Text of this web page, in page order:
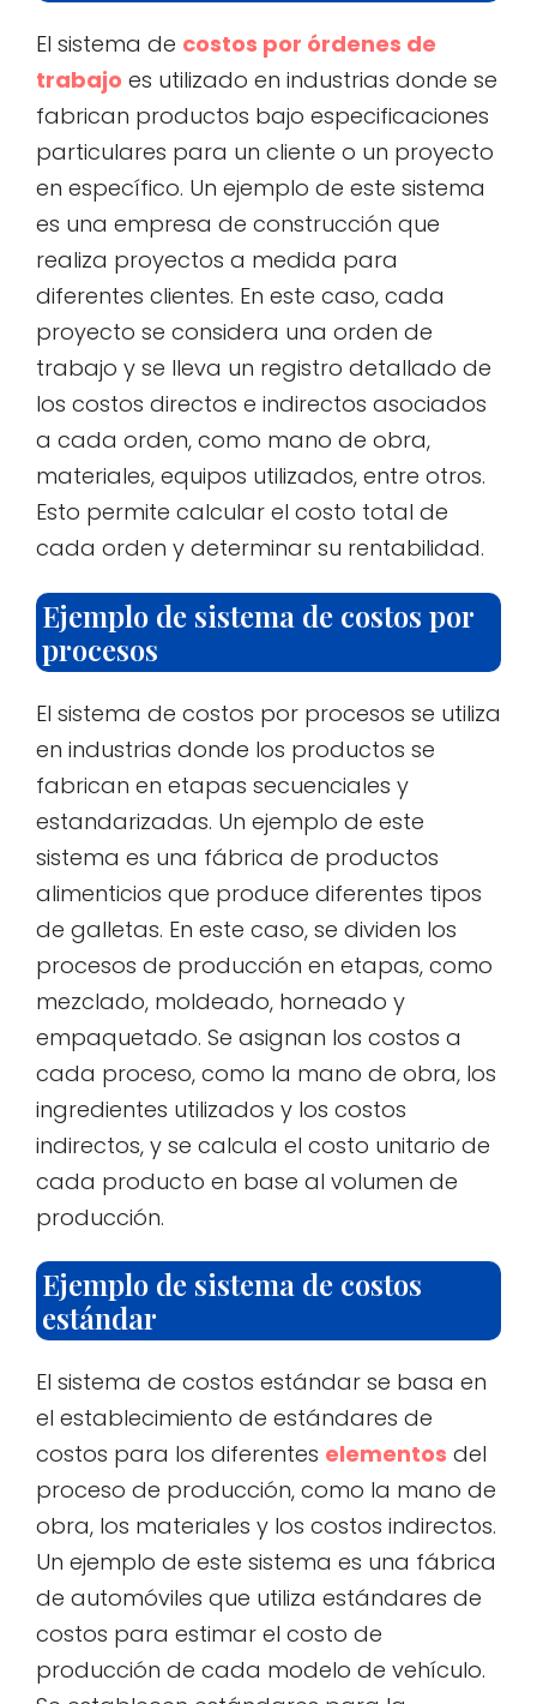
El sistema de costos por órdenes de
trabajo es utilizado en industrias donde se
fabrican productos bajo especificaciones
particulares para un cliente o un proyecto
en específico. Un ejemplo de este sistema
es una empresa de construcción que
realiza proyectos a medida para
diferentes clientes. En este caso, cada
proyecto se considera una orden de
trabajo y se lleva un registro detallado de
los costos directos e indirectos asociados
a cada orden, como mano de obra,
materiales, equipos utilizados, entre otros.
Esto permite calcular el costo total de
cada orden y determinar su rentabilidad.
Ejemplo de sistema de costos por
procesos
El sistema de costos por procesos se utiliza
en industrias donde los productos se
fabrican en etapas secuenciales y
estandarizadas. Un ejemplo de este
sistema es una fábrica de productos
alimenticios que produce diferentes tipos
de galletas. En este caso, se dividen los
procesos de producción en etapas, como
mezclado, moldeado, horneado y
empaquetado. Se asignan los costos a
cada proceso, como la mano de obra, los
ingredientes utilizados y los costos
indirectos, y se calcula el costo unitario de
cada producto en base al volumen de
producción.
Ejemplo de sistema de costos
estándar
El sistema de costos estándar se basa en
el establecimiento de estándares de
costos para los diferentes elementos del
proceso de producción, como la mano de
obra, los materiales y los costos indirectos.
Un ejemplo de este sistema es una fábrica
de automóviles que utiliza estándares de
costos para estimar el costo de
producción de cada modelo de vehículo.